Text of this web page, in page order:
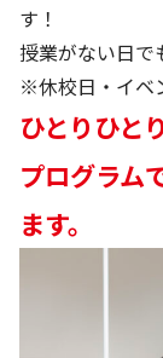
す！
授業がない日で
※休校日・イベ
ひとりひと
プログラム
ます。